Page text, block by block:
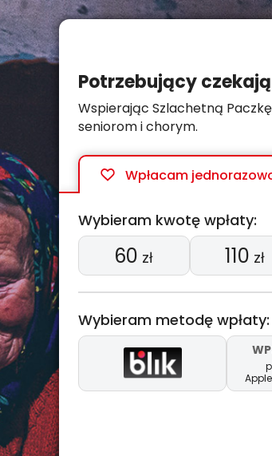
Potrzebujący czekają
Wspierając Szlachetną
seniorom i chorym.
Wpłacam
Wybieram kwotę wpłaty:
60 zł 110 zł
Wybieram metodę wpłaty: